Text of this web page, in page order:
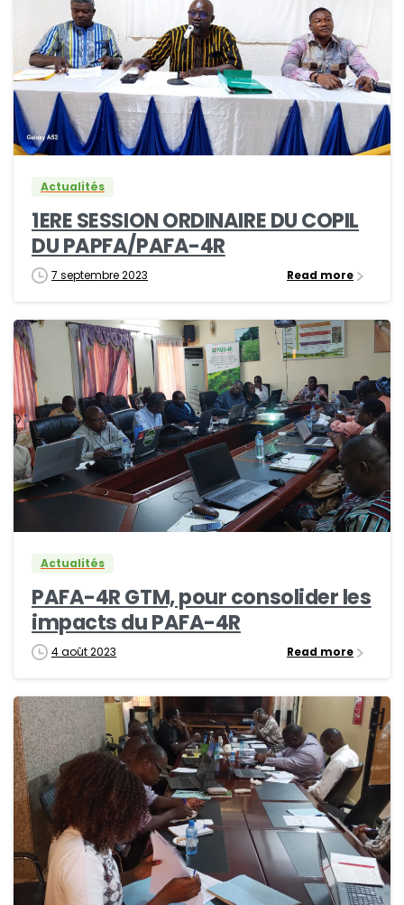
0
Actualités
1ERE SESSION ORDINAIRE DU COPIL
DU PAPFA/PAFA-4R
7 septembre 2023 Read more
0 0
Actualités
PAFA-4R GTM, pour consolider les
impacts du PAFA-4R
4 août 2023 Read more
0 0